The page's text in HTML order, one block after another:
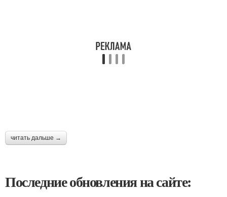
читать дальше →
Последние обновления на сайте: